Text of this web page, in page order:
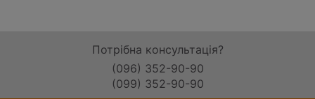
Потрібна консультація?
(096) 352-90-90
(099) 352-90-90